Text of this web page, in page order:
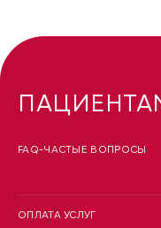
FAQ-ЧАСТЫЕ ВОПРОСЫ
ОПЛАТА УСЛУГ